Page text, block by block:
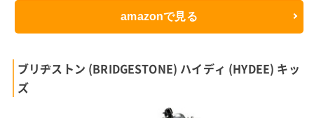
amazonで見る
ブリヂストン (BRIDGESTONE) ハイディ (HYDEE) キッ
ズ